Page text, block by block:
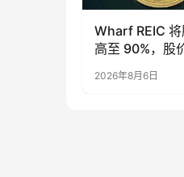
Wharf REIC
高至 90%，股
2026年8月6日